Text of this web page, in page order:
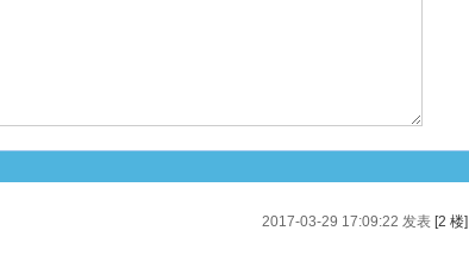
2017-03-29 17:09:22 发表[2 楼]